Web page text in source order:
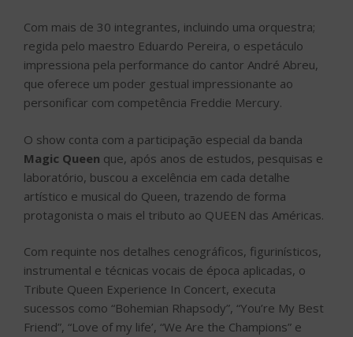
Com mais de 30 integrantes, incluindo uma orquestra;
regida pelo maestro Eduardo Pereira, o espetáculo
impressiona pela performance do cantor André Abreu,
que oferece um poder gestual impressionante ao
personificar com competência Freddie Mercury.
O show conta com a participação especial da banda
Magic Queen que, após anos de estudos, pesquisas e
laboratório, buscou a excelência em cada detalhe
artístico e musical do Queen, trazendo de forma
protagonista o mais el tributo ao QUEEN das Américas.
Com requinte nos detalhes cenográficos, figurinísticos,
instrumental e técnicas vocais de época aplicadas, o
Tribute Queen Experience In Concert, executa
sucessos como “Bohemian Rhapsody”, “You’re My Best
Friend”, “Love of my life’, “We Are the Champions” e